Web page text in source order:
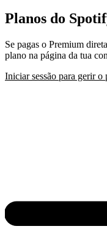
Planos do
Se pagas o Premium
plano na página da tua
Iniciar sessão para gerir o